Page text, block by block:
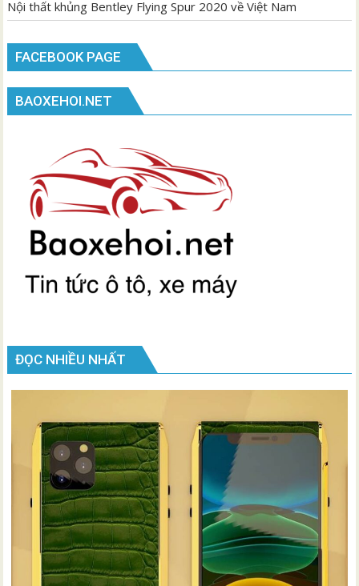
Nội thất khủng Bentley Flying Spur 2020 về Việt Nam
FACEBOOK PAGE
BAOXEHOI.NET
ĐỌC NHIỀU NHẤT